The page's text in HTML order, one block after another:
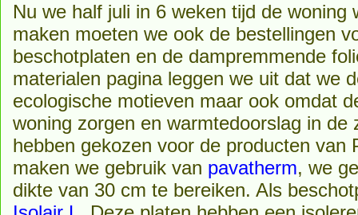
Nu we half juli in 6 weken tijd de woning
maken moeten we ook de bestellingen
beschotplaten en de dampremmende
materialen pagina leggen we uit dat we
ecologische motieven maar ook omdat
woning zorgen en warmtedoorslag in de
hebben gekozen voor de producten van
maken we gebruik van pavatherm, we
dikte van 30 cm te bereiken. Als